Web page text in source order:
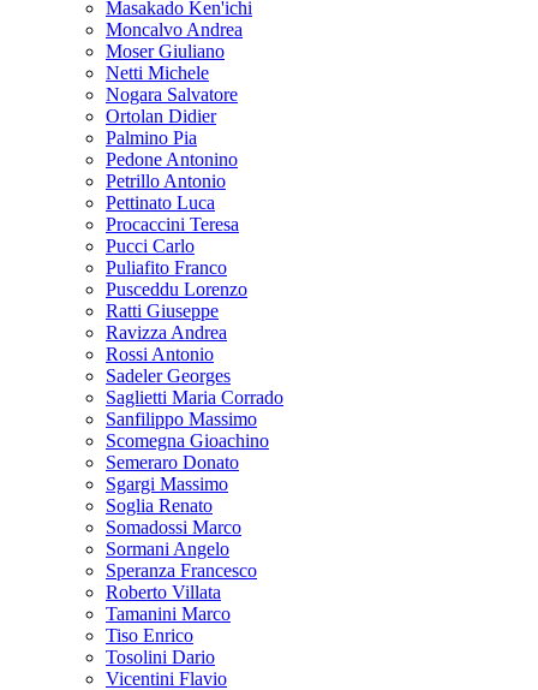
Masakado Ken'ichi
Moncalvo Andrea
Moser Giuliano
Netti Michele
Nogara Salvatore
Ortolan Didier
Palmino Pia
Pedone Antonino
Petrillo Antonio
Pettinato Luca
Procaccini Teresa
Pucci Carlo
Puliafito Franco
Pusceddu Lorenzo
Ratti Giuseppe
Ravizza Andrea
Rossi Antonio
Sadeler Georges
Saglietti Maria Corrado
Sanfilippo Massimo
Scomegna Gioachino
Semeraro Donato
Sgargi Massimo
Soglia Renato
Somadossi Marco
Sormani Angelo
Speranza Francesco
Roberto Villata
Tamanini Marco
Tiso Enrico
Tosolini Dario
Vicentini Flavio